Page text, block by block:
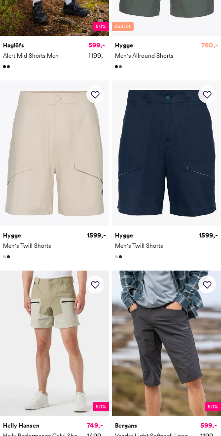
50%
Haglöfs
Alert Mid Shorts Men
599,-
1199,-
Outlet
Hygge
Men's Allround Shorts
760,-
Hygge
Men's Twill Shorts
1599,-
Hygge
Men's Twill Shorts
1599,-
50%
Helly Hansen
749,-
50%
Bergans
599,-